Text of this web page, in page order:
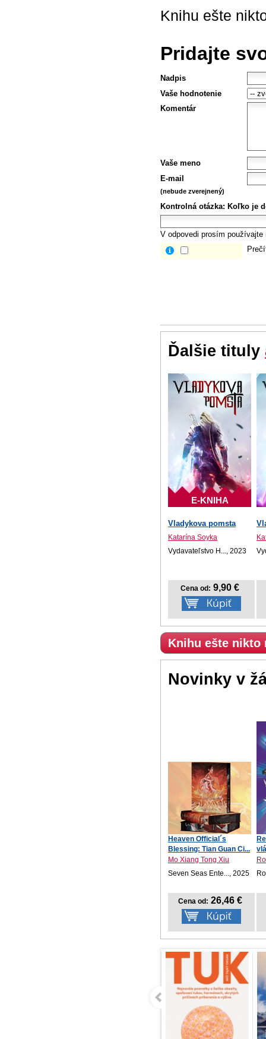
Knihu ešte
Pridajte
Nadpis
Vaše hodnotenie
Komentár
Vaše meno
E-mail
(nebude zverejnený)
Kontrolná otázka: Koľko je
V odpovedi prosím
Ďalšie tituly
E-KNIHA
Vladykova pomsta
Katarína Soyka
Vydavateľstvo H..., 2023
Cena od: 9,90 €
Knihu ešte nikto
Novinky v
Heaven Official´s
Blessing: Tian Guan Ci...
Mo Xiang Tong Xiu
Seven Seas Ente..., 2025
Cena od: 26,46 €